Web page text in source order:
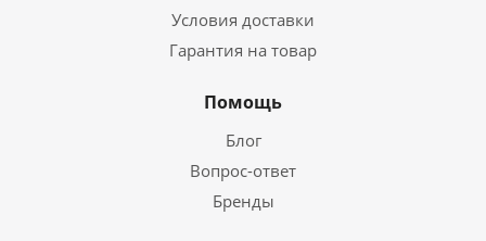
Условия доставки
Гарантия на товар
Помощь
Блог
Вопрос-ответ
Бренды